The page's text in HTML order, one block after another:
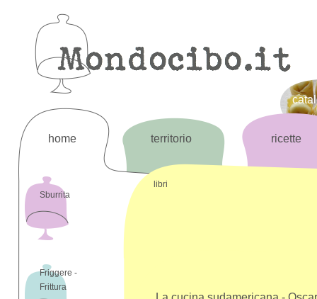
home territorio ricette
Sburrita
Friggere -
Frittura
libri